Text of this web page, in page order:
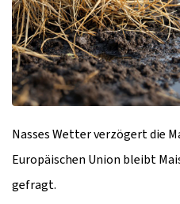
Nasses Wetter verzögert die
Europäischen Union bleibt
gefragt.